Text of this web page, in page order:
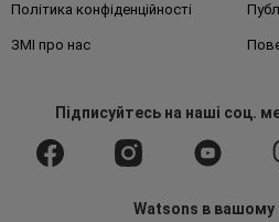
Політика конфіденційності
ЗМІ про нас
Підписуйтесьна наші соц.
Watsons в вашому